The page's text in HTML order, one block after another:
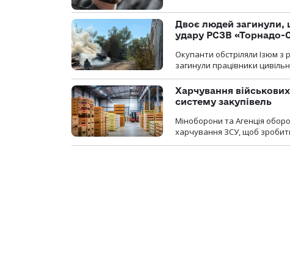
Двоє людей загинули,
удару РСЗВ «Торнадо-
Окупанти обстріляли Ізюм з
загинули працівники
Харчування
систему закупівель
Міноборони та Агенція
харчування ЗСУ, щоб